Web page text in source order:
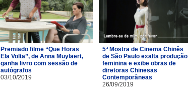
Premiado filme “Que Horas
Ela Volta”, de Anna Muylaert,
ganha livro com sessão de
autógrafos
03/10/2019
5ª Mostra de Cinema Chinês
de São Paulo exalta produção
feminina e exibe obras de
diretoras Chinesas
Contemporâneas
26/09/2019